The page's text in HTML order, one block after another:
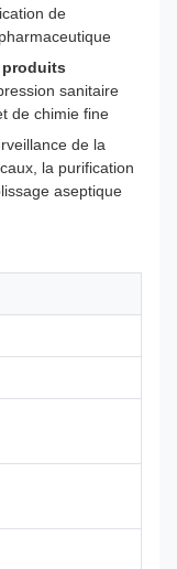
de
sanitaire
de chimie fine
de la
la purification
aseptique